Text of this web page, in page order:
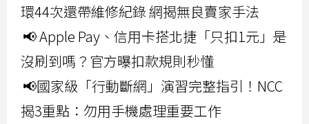
環44次還帶維修紀錄 網揭無良賣家手法
📢 Apple Pay、信用卡搭北捷「只扣1元」是
沒刷到嗎？官方曝扣款規則秒懂
📢國家級「行動斷網」演習完整指引！NCC
揭3重點：勿用手機處理重要工作